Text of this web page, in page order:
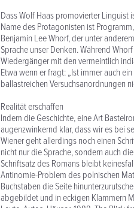
Dass Wolf Haas promovierter Linguist
Name des Protagonisten ist
Benjamin Lee Whorf, der unter
Sprache unser Denken. Während
Wiedergänger mit den vermeintlich
Etwa wenn er fragt: „Ist immer auch
ballastreichen Versuchsanordnungen
Realität erschaffen
Indem die Geschichte, eine Art
augenzwinkernd klar, dass wir es bei
Wiener geht allerdings noch einen
nicht nur die Sprache, sondern auch
Schriftsatz des Romans bleibt
Antinomie-Problem des polnischen
Buchstaben die Seite
abgebildet und in eckigen Klammern